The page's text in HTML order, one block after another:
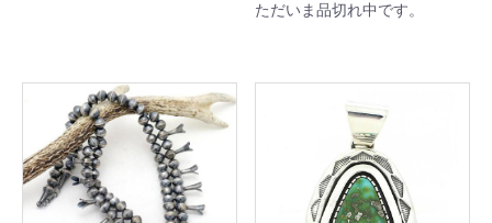
ただいま品切れ中です。